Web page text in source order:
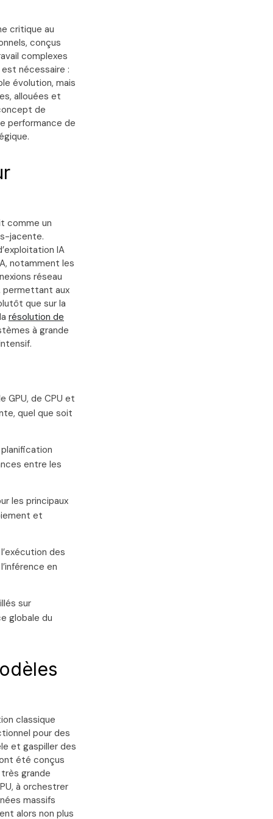
critique au
conçus
complexes
nécessaire :
évolution, mais
allouées et
de
performance de
comme un
jacente.
IA
notamment les
réseau
permettant aux
que sur la
résolution de
à grande
GPU, de CPU et
quel que soit
entre les
les principaux
et
des
en
sur
globale du
classique
pour des
et gaspiller des
été conçus
grande
à orchestrer
massifs
alors non plus